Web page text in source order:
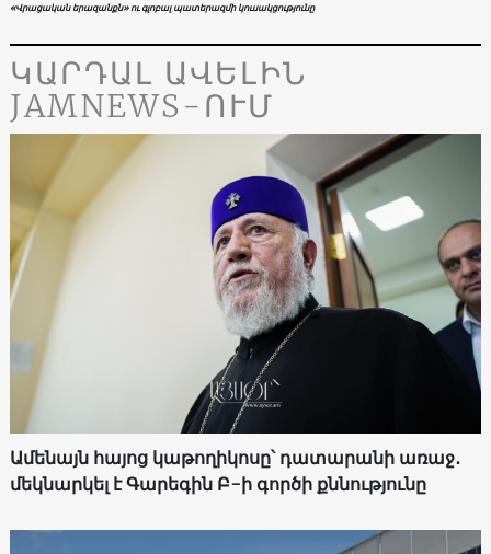
«Վրացական երազանքն» ու գլոբալ պատերազմի կուսակցությունը
ԿԱՐԴԱԼ ԱՎԵԼԻՆ
JAMNEWS-ՈՒՄ
Ամենայն հայոց կաթողիկոսը՝ դատարանի առաջ․
մեկնարկել է Գարեգին Բ-ի գործի քննությունը